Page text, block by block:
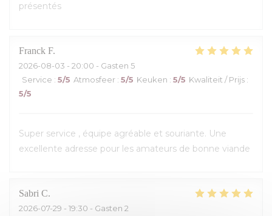
présentés
Franck F
2026-08-03 - 20:00 - Gasten 5
Service : 5/5 Atmosfeer : 5/5 Keuken : 5/5 Kwaliteit / Prijs :
5/5
Super service , équipe agréable et souriante. Une
excellente adresse pour les amateurs de bonne viande
Sabri C
2026-07-29 - 19:30 - Gasten 2